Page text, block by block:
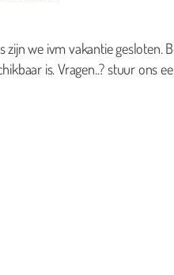
we ivm vakantie gesloten.
is. Vragen..? stuur ons